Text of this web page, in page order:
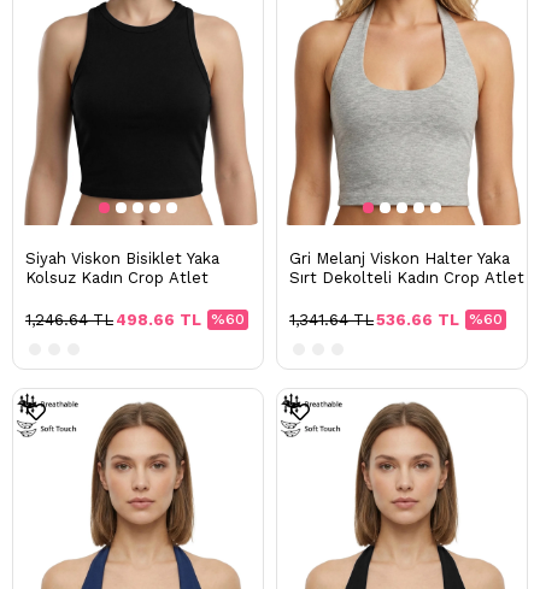
Siyah Viskon Bisiklet Yaka
Kolsuz Kadın Crop Atlet
%60
498.66 TL
1,246.64 TL
Gri Melanj Viskon Halter Yaka
Sırt Dekolteli Kadın Crop Atlet
%60
536.66 TL
1,341.64 TL